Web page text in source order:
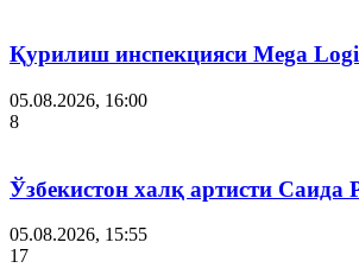
Қурилиш инспекцияси Мega
05.08.2026, 16:00
8
Ўзбекистон халқ артисти
05.08.2026, 15:55
17